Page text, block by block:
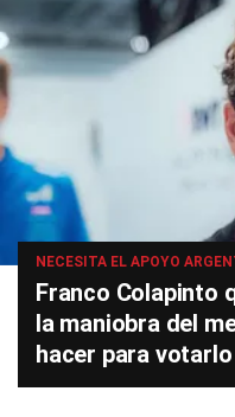
NECESITA EL APOYO
Franco Colapinto
la maniobra del
hacer para votarlo